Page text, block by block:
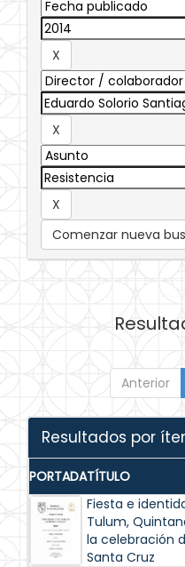
Comenzar nueva
Anterior
Resultados por
PORTADATÍTULO
Fiesta e
Tulum,
la celebración
Santa Cruz